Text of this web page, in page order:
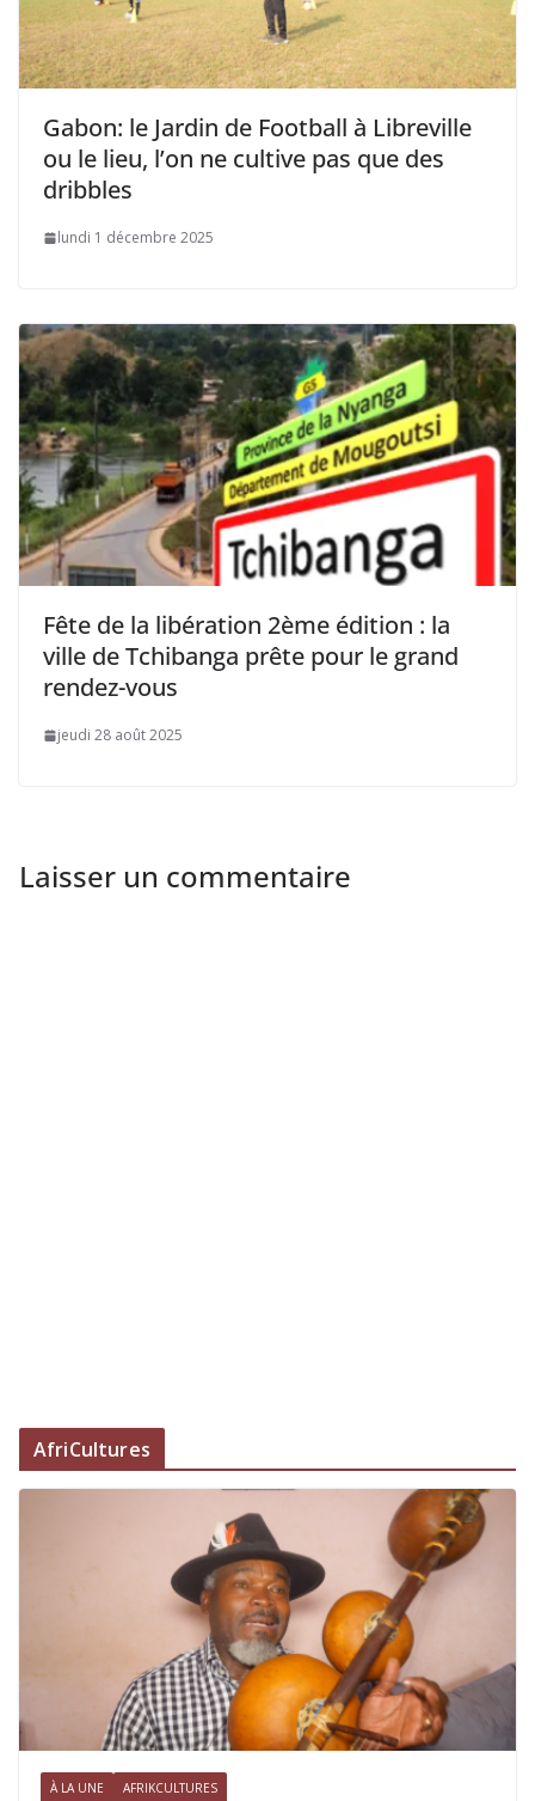
Gabon: le Jardin de Football à Libreville
ou le lieu, l’on ne cultive pas que des
dribbles
lundi 1 décembre 2025
Fête de la libération 2ème édition : la
ville de Tchibanga prête pour le grand
rendez-vous
jeudi 28 août 2025
Laisser un commentaire
AfriCultures
À LA UNE AFRIKCULTURES